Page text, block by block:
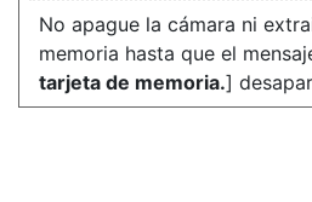
No apague la cámara ni
memoria hasta que el
tarjeta de memoria.]